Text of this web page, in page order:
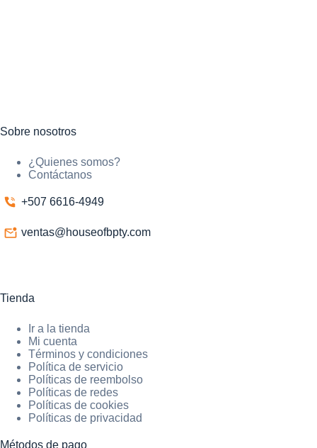
Sobre nosotros
¿Quienes somos?
Contáctanos
+507 6616-4949
ventas@houseofbpty.com
Tienda
Ir a la tienda
Mi cuenta
Términos y condiciones
Política de servicio
Políticas de reembolso
Políticas de redes
Políticas de cookies
Políticas de privacidad
Métodos de pago